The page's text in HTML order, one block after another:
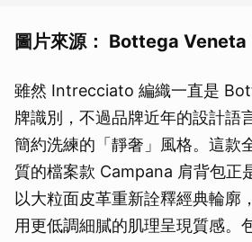
圖片來源： Bottega Veneta
雖然 Intrecciato 編織一直是
牌識別，不過品牌近年的設計語
簡約洗練的「靜奢」風格。這款
質的檔案款 Campana 肩背包正
以大粒面皮革重新詮釋經典輪廓
用更低調細膩的肌理呈現質感。